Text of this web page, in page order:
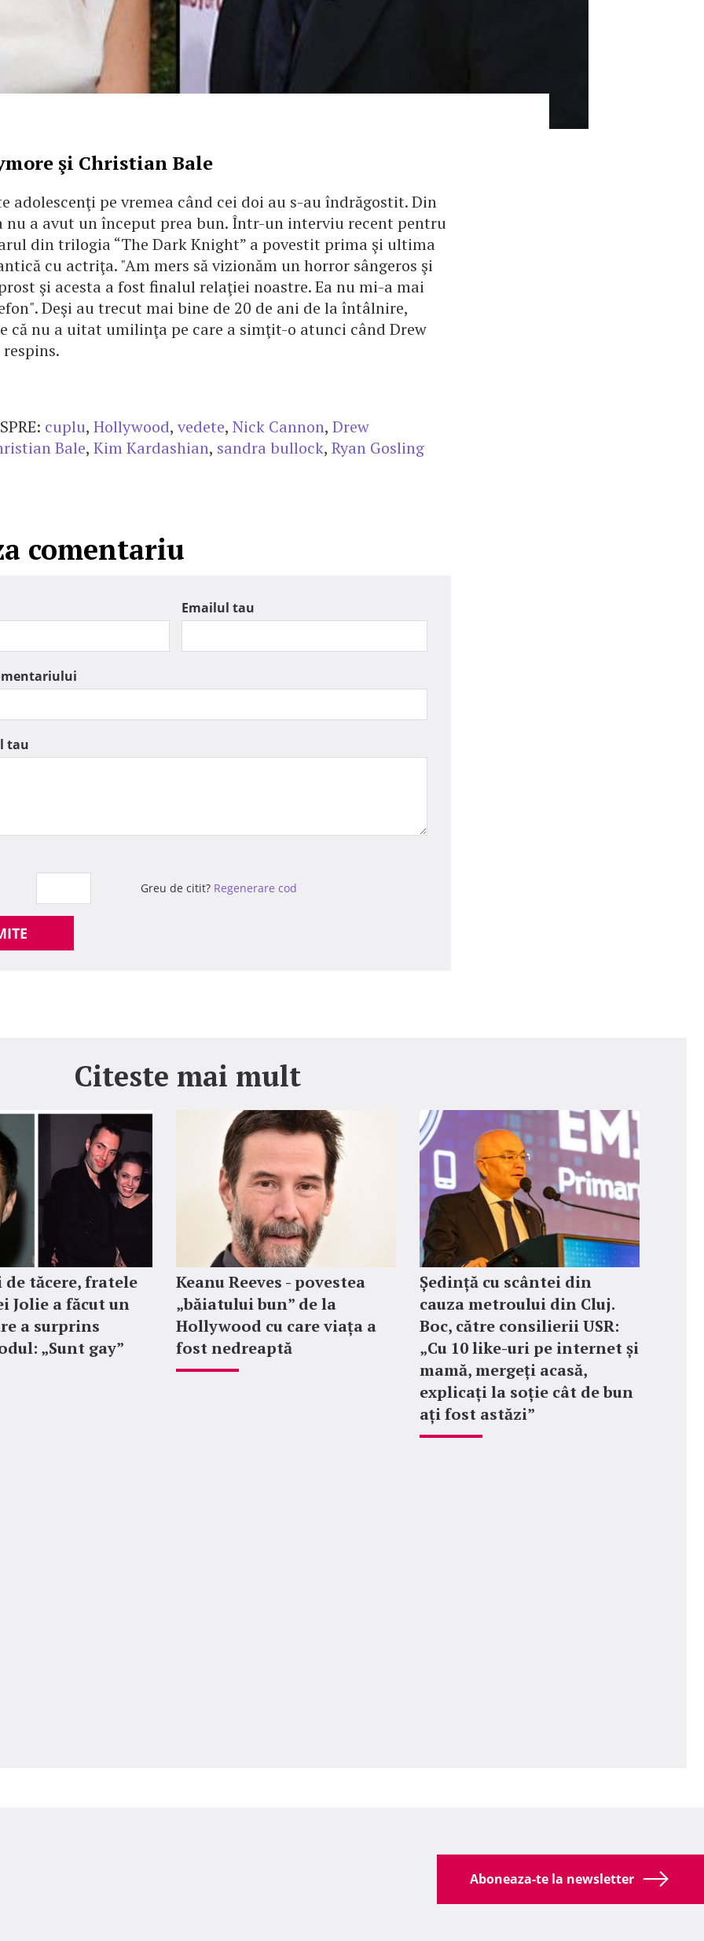
şi Christian Bale
adolescenţi pe vremea când cei doi au s-au îndrăgostit. Din
nu a avut un început prea bun. Într-un interviu recent pentru
din trilogia “The Dark Knight” a povestit prima şi ultima
cu actriţa. "Am mers să vizionăm un horror sângeros şi
şi acesta a fost finalul relaţiei noastre. Ea nu mi-a mai
Deşi au trecut mai bine de 20 de ani de la întâlnire,
că nu a uitat umilinţa pe care a simţit-o atunci când Drew
cuplu, Hollywood, vedete, Nick Cannon, Drew
Bale, Kim Kardashian, sandra bullock, Ryan Gosling
comentariu
Emailul tau
tau
Greu de citit? Regenerare cod
Citeste mai mult
de tăcere, fratele
Jolie a făcut un
a surprins
„Sunt gay”
Keanu Reeves - povestea
„băiatului bun” de la
Hollywood cu care viața a
fost nedreaptă
Ședință cu scântei din
cauza metroului din Cluj.
Boc, către consilierii USR:
„Cu 10 like-uri pe internet și
mamă, mergeți acasă,
explicați la soție cât de bun
ați fost astăzi”
Aboneaza-te la newsletter